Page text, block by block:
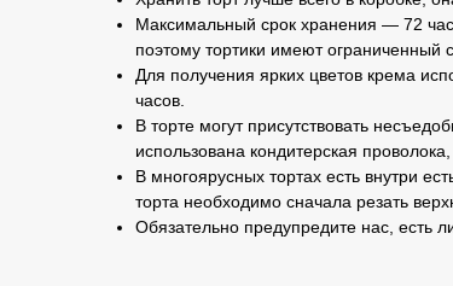
Максимальный срок хранения — 72
поэтому тортики имеют ограниченный
Для получения ярких цветов крема
часов.
В торте могут присутствовать
использована кондитерская
В многоярусных тортах есть внутри
торта необходимо сначала резать
Обязательно предупредите нас, есть